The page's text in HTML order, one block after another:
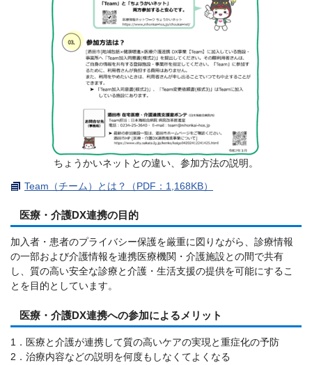
ちょうかいネットとの違い、参加方法の説明。
Team（チーム）とは？（PDF：1,168KB）
医療・介護DX連携の目的
加入者・患者のプライバシー保護を厳重に図りながら、診療情報
の一部および介護情報を連携医療機関・介護施設との間で共有
し、質の高い安全な診療と介護・生活支援の提供を可能にするこ
とを目的としています。
医療・介護DX連携への参加によるメリット
1．医療と介護が連携して質の高いケアの実現と重症化の予防
2．治療内容などの説明を何度もしなくてよくなる